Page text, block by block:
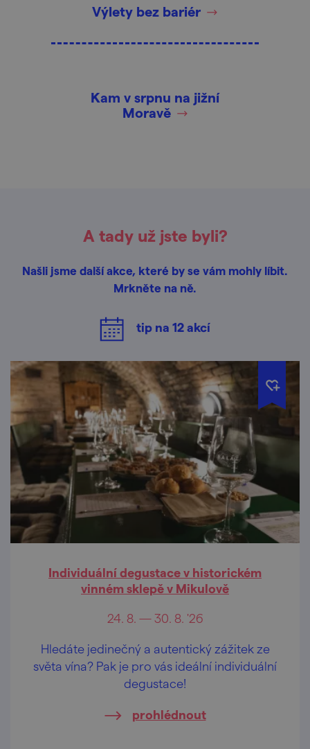
Výlety bez bariér
Kam v srpnu na jižní
Moravě
A tady už jste byli?
Našli jsme další akce, které by se vám mohly líbit.
Mrkněte na ně.
tip na 12akcí
Individuální degustace v historickém
vinném sklepě v Mikulově
24. 8. — 30. 8. '26
Hledáte jedinečný a autentický zážitek ze
světa vína? Pak je pro vás ideální individuální
degustace!
prohlédnout